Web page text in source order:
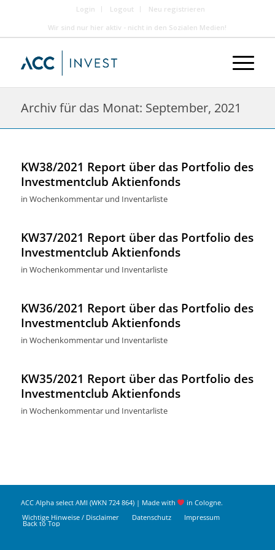
Login Logout
Neu registrieren
Wir sind nur hier aktiv - nicht in den Sozialen Medien!
Archiv für das Monat: September, 2021
KW38/2021 Report über das Portfolio des
Investmentclub Aktienfonds
in Wochenkommentar und Inventarliste
KW37/2021 Report über das Portfolio des
Investmentclub Aktienfonds
in Wochenkommentar und Inventarliste
KW36/2021 Report über das Portfolio des
Investmentclub Aktienfonds
in Wochenkommentar und Inventarliste
KW35/2021 Report über das Portfolio des
Investmentclub Aktienfonds
in Wochenkommentar und Inventarliste
ACC Alpha select AMI (WKN 724 864) | Made with
in Cologne.
Wichtige Hinweise / Disclaimer
Datenschutz Impressum
Back to Top